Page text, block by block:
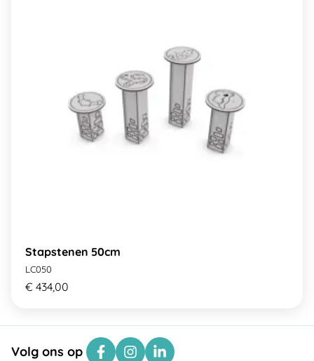
Stapstenen 50cm
LC050
€ 434,00
Volg ons op